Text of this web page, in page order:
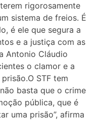
rigorosamente
sistema de freios. É
é ele que segura a
e a justiça com as
Antonio Cláudio
o clamor e a
STF tem
basta que o crime
pública, que é
uma prisão”, afirma